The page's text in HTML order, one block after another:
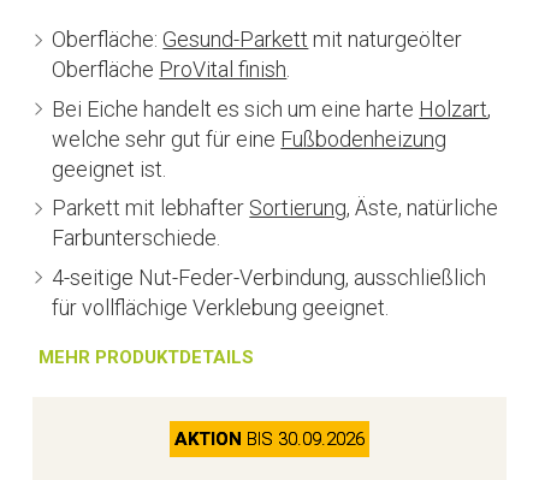
Oberfläche: Gesund-Parkett mit naturgeölter
Oberfläche ProVital finish.
Bei Eiche handelt es sich um eine harte Holzart,
welche sehr gut für eine Fußbodenheizung
geeignet ist.
Parkett mit lebhafter Sortierung, Äste, natürliche
Farbunterschiede.
4-seitige Nut-Feder-Verbindung, ausschließlich
für vollflächige Verklebung geeignet.
MEHR PRODUKTDETAILS
AKTION BIS 30.09.2026